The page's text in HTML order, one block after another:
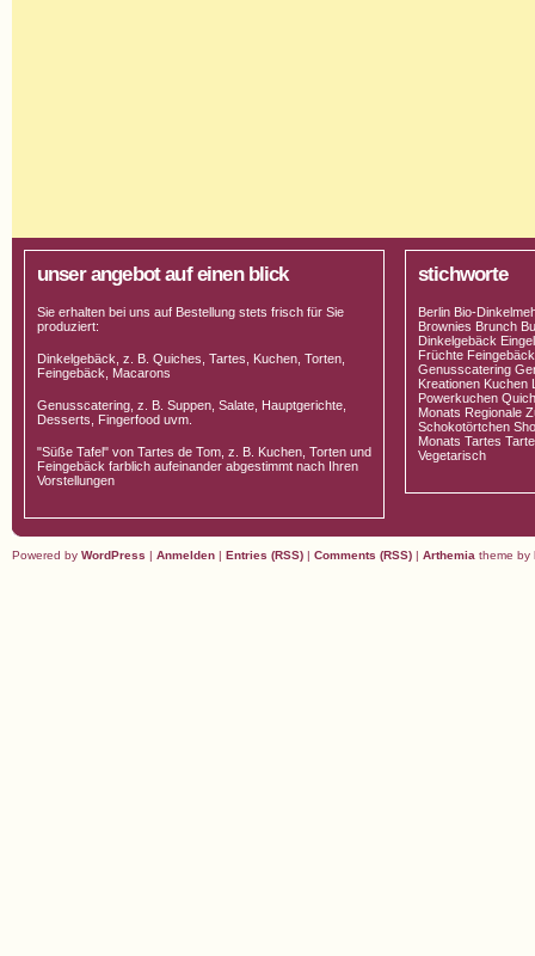
unser angebot auf einen blick
Sie erhalten bei uns auf Bestellung stets frisch für Sie
produziert:
Dinkelgebäck, z. B. Quiches, Tartes, Kuchen, Torten,
Feingebäck, Macarons
Genusscatering, z. B. Suppen, Salate, Hauptgerichte,
Desserts, Fingerfood uvm.
"Süße Tafel" von Tartes de Tom, z. B. Kuchen, Torten und
Feingebäck farblich aufeinander abgestimmt nach Ihren
Vorstellungen
stichworte
Berlin Bio-
Brownies Brunch
Dinkelgebäck
Früchte
Genusscatering
Kreationen Kuchen
Powerkuchen
Monats Regionale
Schokotörtchen
Monats Tartes
Vegetarisch
Powered by WordPress | Anmelden | Entries (RSS) | Comments (RSS) | Arthemia theme by